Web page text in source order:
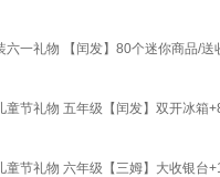
一礼物 【闰发】80个迷你商品/送
节礼物 五年级【闰发】双开冰箱
节礼物 六年级【三姆】大收银台